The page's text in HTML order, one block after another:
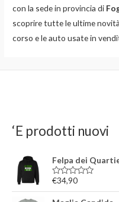
con la sede in provincia di
scoprire tutte le ultime
corso e le auto usate in
‘E prodotti nuovi
Felpa dei
V
a
l
€34,90